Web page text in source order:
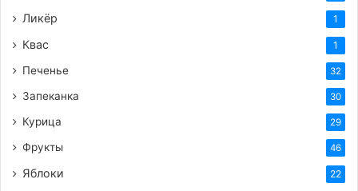
Ликёр 1
Квас 1
Печенье 32
Запеканка 30
Курица 29
Фрукты 46
Яблоки 22